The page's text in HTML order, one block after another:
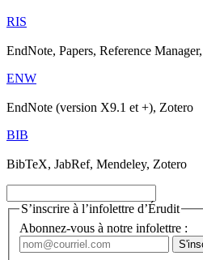
RIS
EndNote, Papers, Reference
ENW
EndNote (version X9.1 et +), Zotero
BIB
BibTeX, JabRef, Mendeley, Zotero
S’inscrire à l’infolettre d’Érudit
Abonnez-vous à notre infolettre :